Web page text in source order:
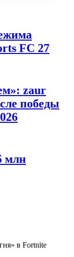
FC 27
zaur
победы
млн
в Fortnite